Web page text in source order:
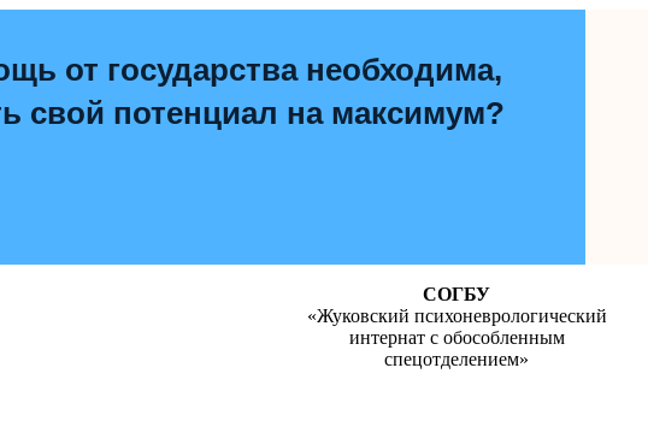
от государства необходима,
свой потенциал на максимум?
СОГБУ
«Жуковский психоневрологический
интернат с обособленным
спецотделением»